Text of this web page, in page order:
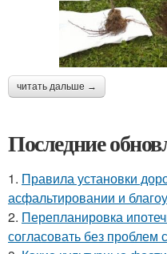
читать дальше →
Последние
1. Правила установки
асфальтировании и
2. Перепланировка
согласовать без проблем